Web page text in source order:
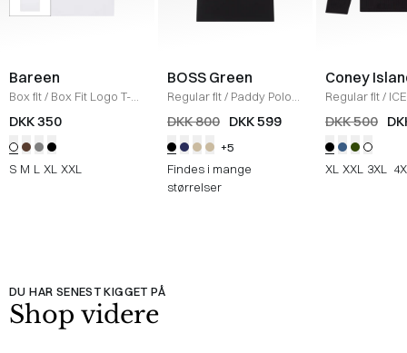
Bareen
Box fit/ Box Fit Logo T-
shirt /WHITE
DKK 350
S M L XL XXL
BOSS Green
Regular fit/ Paddy Polo
T-shirt / SORT
DKK 800 DKK 599
+5
Findes i mange
størrelser
Coney
Regular fit/ ICE
Sweatshirt
/
DKK 500
XL XXL 3XL
DU HAR SENEST KIGGET PÅ
Shop videre